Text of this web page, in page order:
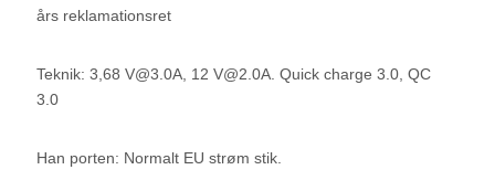
års reklamationsret
Teknik: 3,68 V@3.0A , 12 V@2.0A . Quick charge 3.0, QC
3.0
Han porten: Normalt EU strøm stik.